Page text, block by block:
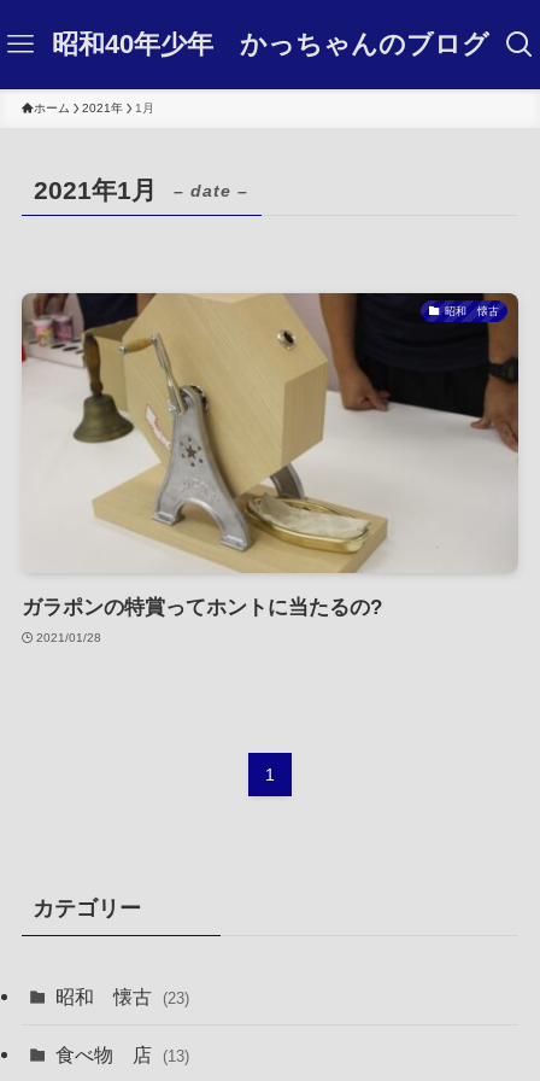
昭和40年少年 かっちゃんのブログ
ホーム 2021年 1月
2021年1月 – date –
昭和 懐古
ガラポンの特賞ってホントに当たるの?
2021/01/28
1
カテゴリー
昭和 懐古 (23)
食べ物 店 (13)